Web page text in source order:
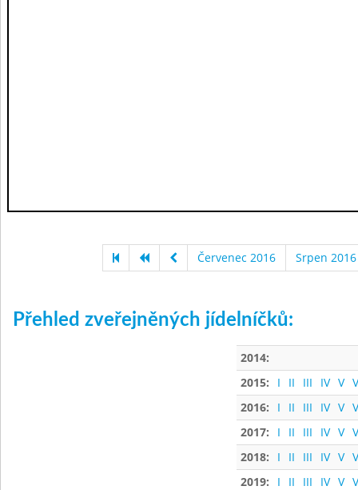
Červenec 2016 Srpen 2016
Přehled zveřejněných jídelníčků:
2014:
2015:
I II III IV V
2016:
I II III IV V
2017:
I II III IV V
2018:
I II III IV V
2019:
I II III IV V